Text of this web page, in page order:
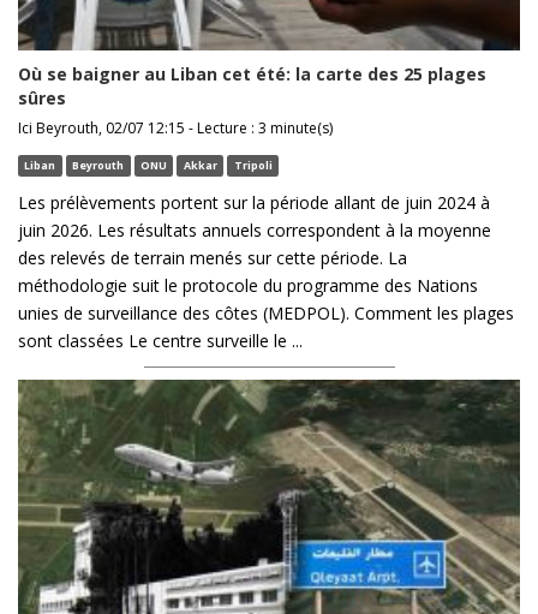
Où se baigner au Liban cet été: la carte des 25 plages
sûres
Ici Beyrouth, 02/07 12:15 - Lecture : 3 minute(s)
Liban Beyrouth ONU Akkar Tripoli
Les prélèvements portent sur la période allant de juin 2024 à
juin 2026. Les résultats annuels correspondent à la moyenne
des relevés de terrain menés sur cette période. La
méthodologie suit le protocole du programme des Nations
unies de surveillance des côtes (MEDPOL). Comment les plages
sont classées Le centre surveille le ...